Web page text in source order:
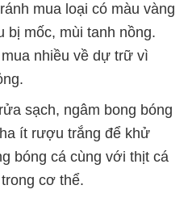
mua loại có màu vàng
bị mốc, mùi tanh nồng.
nhiều về dự trữ vì
sạch, ngâm bong bóng
ít rượu trắng để khử
bóng cá cùng với thịt cá
cơ thể.